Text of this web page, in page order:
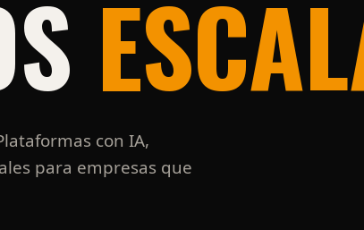
con IA,
para empresas que